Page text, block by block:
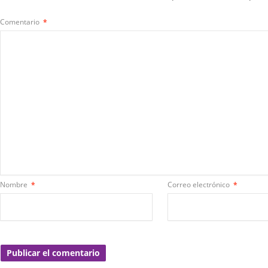
Comentario *
Nombre * Correo electrónico *